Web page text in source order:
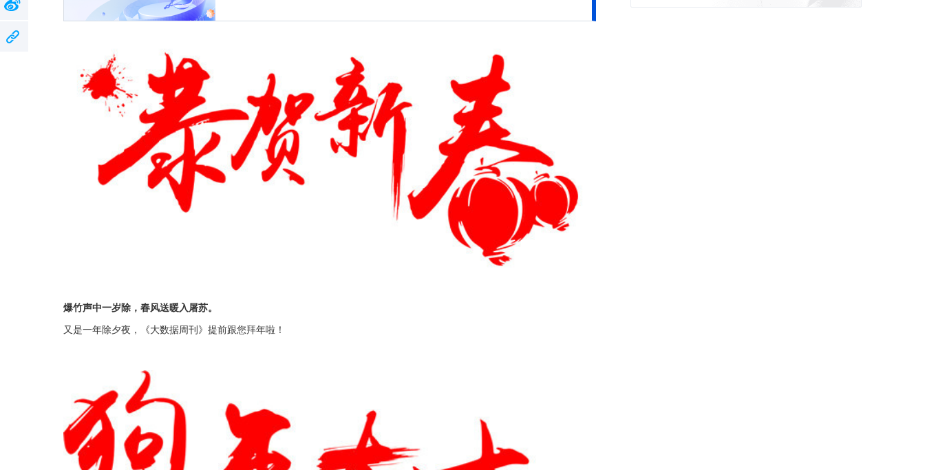
爆竹声中一岁除，春风送暖入屠苏。
又是一年除夕夜，《大数据周刊》提前跟您拜年啦！